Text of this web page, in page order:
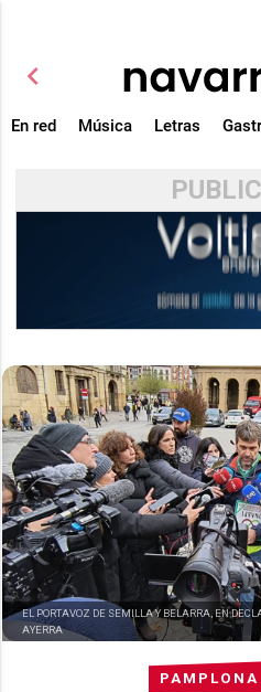
chevron_left
En red Música Letras
EL PORTAVOZ DE SEMILLA Y BELARRA, EN
AYERRA